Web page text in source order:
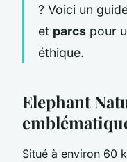
? Voici un
et parcs pour
éthique.
Elephant
Situé à environ 60